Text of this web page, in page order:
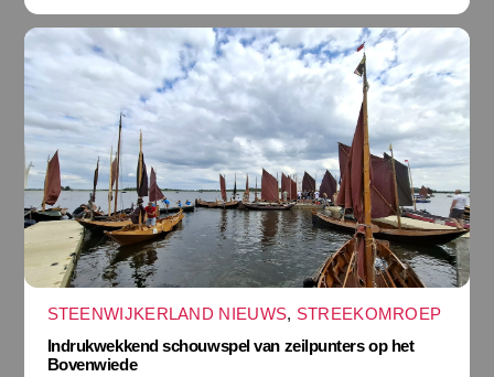
STEENWIJKERLAND NIEUWS, STREEKOMROEP
Indrukwekkend schouwspel van zeilpunters op het
Bovenwiede